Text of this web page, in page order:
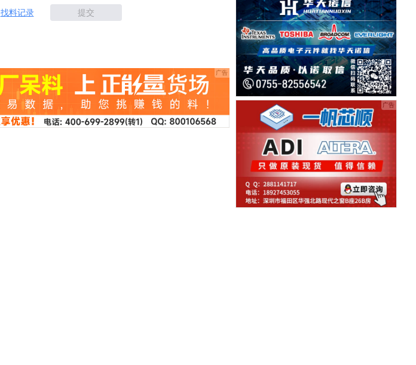
找料记录 提交